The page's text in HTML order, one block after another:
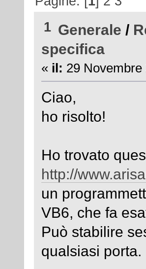
1 Generale /
specifica
« il: 29 Novembre
Ciao,
ho risolto!
Ho trovato
http://
un
VB6, che fa
Può stabilire
qualsiasi porta.